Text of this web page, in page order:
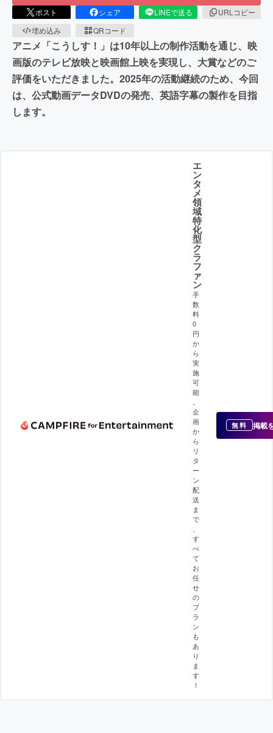
ポスト シェア LINEで送る
URLコピー
埋め込み
QRコード
アニメ「こうしす！」は10年以上の制作活動を通じ、映
画版のテレビ放映と映画館上映を実現し、大賞などのご
評価をいただきました。2025年の活動継続のため、今回
は、公式動画データDVDの発売、英語字幕の製作を目指
します。
エ
ン
タ
メ
領
域
特
化
型
ク
ラ
フ
ァ
ン
手
数
料
0
円
か
ら
実
施
可
能
企
画
か
ら
リ
タ
ー
ン
配
送
ま
で
す
べ
て
お
任
せ
の
プ
ラ
ン
も
あ
り
ま
す
！
無料 掲載